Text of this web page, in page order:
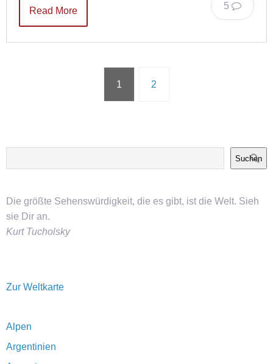
5
Read More
1 2
Suchen
Die größte Sehenswürdigkeit, die es gibt, ist die Welt. Sieh
sie Dir an.
Kurt Tucholsky
Zur Weltkarte
Alpen
Argentinien